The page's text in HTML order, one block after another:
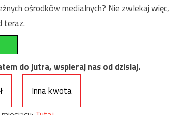
ośrodków medialnych? Nie zwlekaj więc,
teraz.
do jutra, wspieraj nas od dzisiaj.
Inna kwota